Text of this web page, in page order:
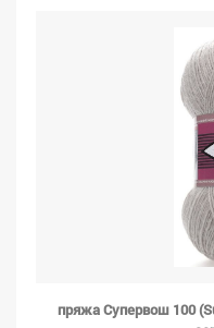
пряжа Супервош 100